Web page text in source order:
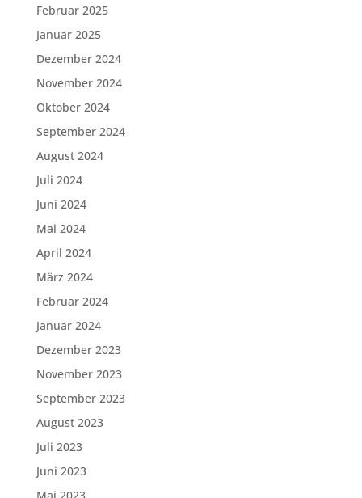
Februar 2025
Januar 2025
Dezember 2024
November 2024
Oktober 2024
September 2024
August 2024
Juli 2024
Juni 2024
Mai 2024
April 2024
März 2024
Februar 2024
Januar 2024
Dezember 2023
November 2023
September 2023
August 2023
Juli 2023
Juni 2023